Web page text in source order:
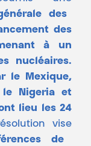
des
des
à un
nucléaires.
le Mexique,
le Nigeria et
lieu les 24
vise
de